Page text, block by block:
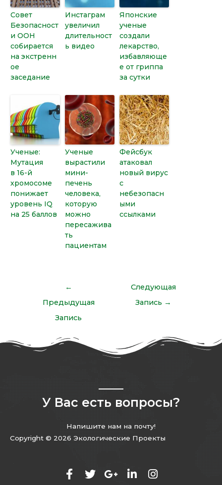
Совет
Безопасност
и ООН
собирается
на экстренн
ое
заседание
Инстаграм
увеличил
длительност
ь видео
Японские
ученые
создали
лекарство,
избавляюще
е от гриппа
за сутки
Ученые:
Мутация
в 16-й
хромосоме
понижает
уровень IQ
на 25 баллов
Ученые
вырастили
мини-
печень
человека,
которую
можно
пересажива
ть
пациентам
Фейсбук
атаковал
новый вирус
с
небезопасн
ыми
ссылками
←
Предыдущая
Запись
Следующая
Запись →
У Вас есть вопросы?
Напишите нам на почту!
Copyright © 2026 Экологические Проекты